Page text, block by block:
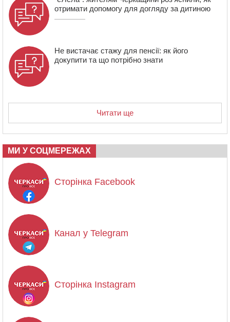
отримати допомогу для догляду за дитиною
Не вистачає стажу для пенсії: як його
докупити та що потрібно знати
Читати ще
МИ У СОЦМЕРЕЖАХ
Сторінка Facebook
Канал у Telegram
Сторінка Instagram